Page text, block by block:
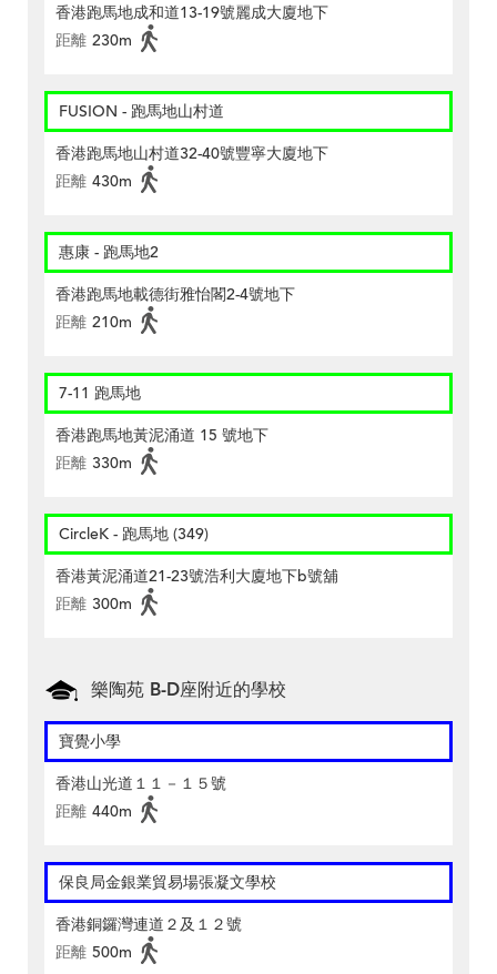
香港跑馬地成和道13-19號麗成大廈地下
距離 230m
FUSION - 跑馬地山村道
香港跑馬地山村道32-40號豐寧大廈地下
距離 430m
惠康 - 跑馬地2
香港跑馬地載德街雅怡閣2-4號地下
距離 210m
7-11 跑馬地
香港跑馬地黃泥涌道 15 號地下
距離 330m
CircleK - 跑馬地 (349)
香港黃泥涌道21-23號浩利大廈地下b號舖
距離 300m
樂陶苑 B-D座附近的學校
寶覺小學
香港山光道１１－１５號
距離 440m
保良局金銀業貿易場張凝文學校
香港銅鑼灣連道２及１２號
距離 500m